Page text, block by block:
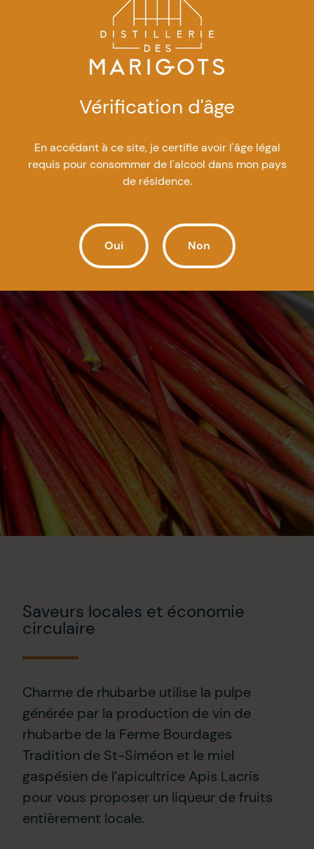
Saveurs locales et économie
circulaire
Charme de rhubarbe utilise la pulpe
générée par la production de vin de
rhubarbe de la Ferme Bourdages
Tradition de St-Siméon et le miel
gaspésien de l’apicultrice Apis Lacris
pour vous proposer un liqueur de fruits
entièrement locale.
Vérification d'âge
En accédant à ce site, je certifie avoir l'âge légal
requis pour consommer de l'alcool dans mon pays
de résidence.
Oui Non